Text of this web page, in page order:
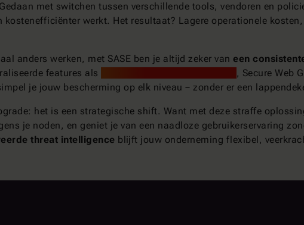
met switchen tussen verschillende tools, vendoren en
werkt. Het resultaat? Lagere operationele
anders werken, met SASE ben je altijd zeker van een
features als
, Secure Web
je jouw bescherming op elk niveau − zonder er een
het is een strategische shift. Want met deze straffe
je noden, en geniet je van een naadloze gebruikerservaring
threat intelligence blijft jouw onderneming flexibel,